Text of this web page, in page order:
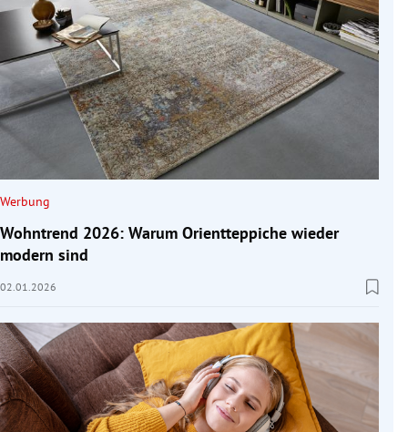
Werbung
Wohntrend 2026: Warum Orientteppiche wieder
modern sind
02.01.2026